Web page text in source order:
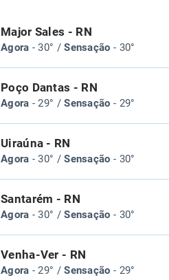
Major Sales - RN
Agora - 30° /Sensação - 30°
Poço Dantas - RN
Agora - 29° /Sensação - 29°
Uiraúna - RN
Agora - 30° /Sensação - 30°
Santarém - RN
Agora - 30° /Sensação - 30°
Venha-Ver - RN
Agora - 29° /Sensação - 29°